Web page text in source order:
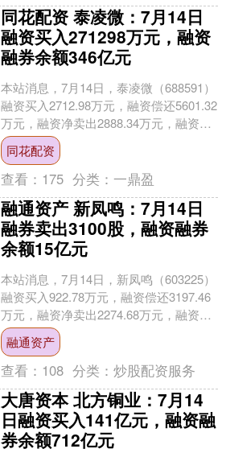
同花配资 泰凌微：7月14日
融资买入271298万元，融资
融券余额346亿元
本站消息，7月14日，泰凌微（688591）
融资买入2712.98万元，融资偿还5601.32
万元，融资净卖出2888.34万元，融资余
额3.46亿元。 融券方....
同花配资
查看： 175 分类： 一鼎盈
融通资产 新凤鸣：7月14日
融券卖出3100股，融资融券
余额15亿元
本站消息，7月14日，新凤鸣（603225）
融资买入922.78万元，融资偿还3197.46
万元，融资净卖出2274.68万元，融资余
额1.47亿元。 融券方面....
融通资产
查看： 108 分类：炒股配资服务
大唐资本 北方铜业：7月14
日融资买入141亿元，融资融
券余额712亿元